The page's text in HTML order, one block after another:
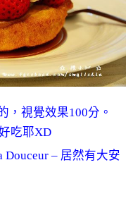
，視覺效果100分。
吃耶XD